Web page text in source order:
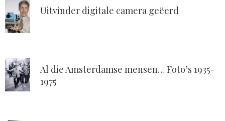
Uitvinder digitale camera geëerd
Al die Amsterdamse mensen… Foto’s 1935-
1975